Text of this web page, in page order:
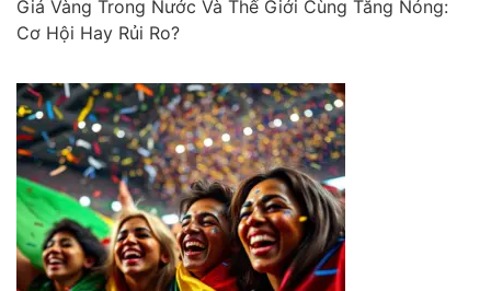
Giá Vàng Trong Nước Và Thế Giới Cùng Tăng Nóng:
Cơ Hội Hay Rủi Ro?